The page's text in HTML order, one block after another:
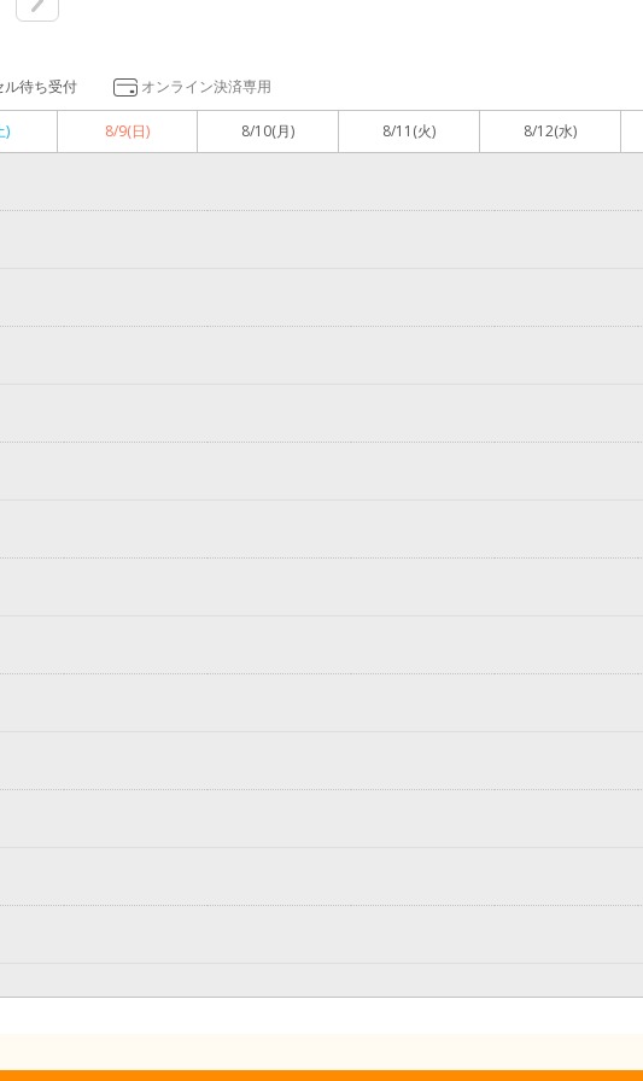
ル待ち受付 オンライン決済専用
) 8/9(日) 8/10(月) 8/11 (火) 8/12(水)